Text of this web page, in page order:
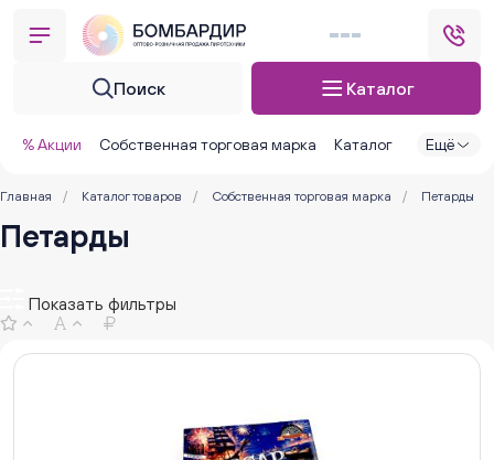
Поиск Каталог
% Акции Собственная торговая марка Каталог Ещё
Главная / Каталог товаров / Собственная торговая марка / Петарды
Петарды
Показать фильтры